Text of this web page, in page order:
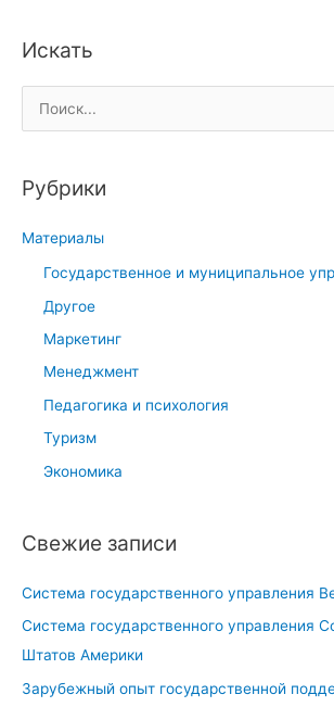
Искать
о
с
:
Рубрики
Материалы
Государственное и муниципальное
Другое
Маркетинг
Менеджмент
Педагогика и психология
Туризм
Экономика
Свежие записи
Система государственного управления
Система государственного управления
Штатов Америки
Зарубежный опыт государственной